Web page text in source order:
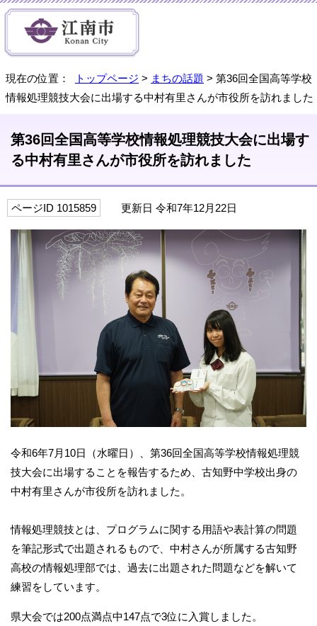
現在の位置： トップページ > まちの話題 > 第36回全国高等学校
情報処理競技大会に出場する中村有里さんが市役所を訪れました
第36回全国高等学校情報処理競技大会に出場す
る中村有里さんが市役所を訪れました
ページID 1015859 更新日 令和7年12月22日
令和6年7月10日（水曜日）、第36回全国高等学校情報処理競
技大会に出場することを報告するため、古知野中学校出身の
中村有里さんが市役所を訪れました。
情報処理競技とは、プログラムに関する用語や表計算の問題
を筆記形式で出題されるもので、中村さんが所属する古知野
高校の情報処理部では、過去に出題された問題などを解いて
練習をしています。
県大会では200点満点中147点で3位に入賞しました。